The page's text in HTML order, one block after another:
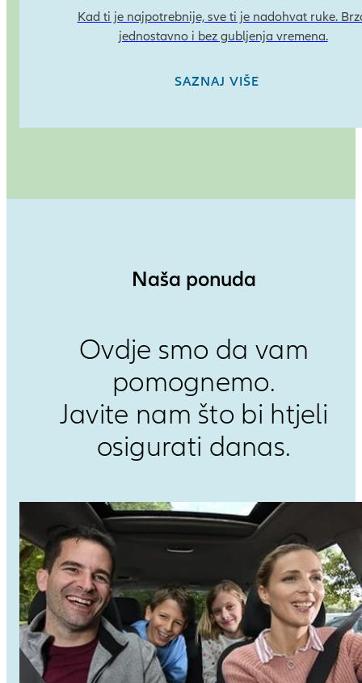
Kad ti je najpotrebnije, sve ti je nadohvat ruke.
jednostavno i bez gubljenja vremena.
SAZNAJ VIŠE
Naša ponuda
Ovdje smo da vam
pomognemo.
Javite nam što bi htjeli
osigurati danas.